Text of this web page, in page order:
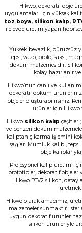
G... D... | 19/06/2026
Taş tozu çok iyi kusursuz
ediliyor sevkiyat hızlı
B... A... | 03/06/2026
Memnun kaldım, Ürün
N... E... | 01/06/2026
Çok başarılı gerçekten.
N... E... | 01/06/2026
Ürün çok güzel hediye için
ederim
Firmanın hizmet ve
memnunum
Hikwo, dekoratif obje
uygulamaları için yüksek
toz boya, silikon kalıp,
ile evde üretim yapan hobi
Yüksek beyazlık, pürüzsüz
tepsi, vazo, biblo, saksı,
döküm malzemesidir.
kolay hazırlanır
Hikwo’nun canlı ve
dekoratif döküm
objeler oluşturabilirsiniz.
ürünler için Hikwo
Hikwo silikon kalıp
ve benzeri döküm
kalıptan çıkarma işlemini
sağlar. Mumluk kalıbı, tepsi
obje
Profesyonel kalıp üretimi
prototipler, dekoratif objeler
Hikwo RTV2 silikon, detay
Hikwo olarak amacımız;
malzemeler sunmaktır. İster
uygun dekoratif ürünler
silikon ürünleriyle